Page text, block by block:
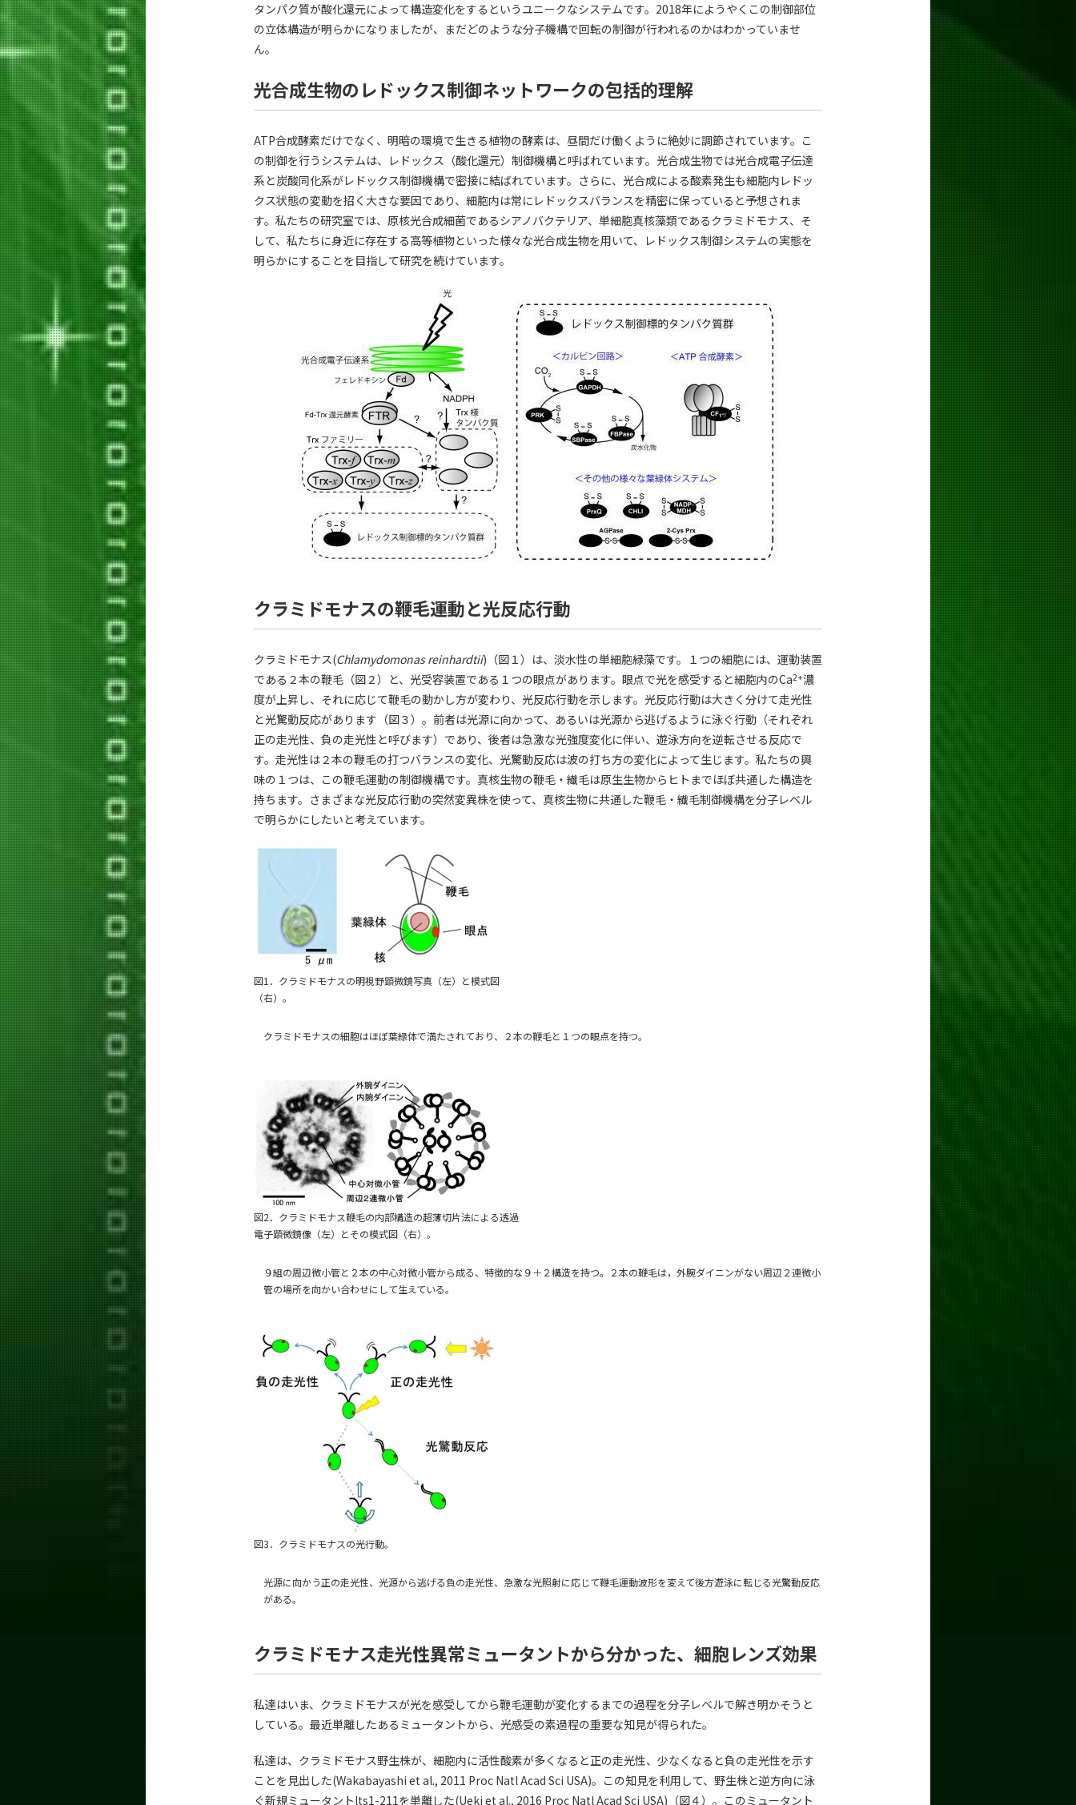
タンパク質が酸化還元によって構造変化をするというユニークなシステムです。2018年にようやくこの制御部位
の立体構造が明らかになりましたが、まだどのような分子機構で回転の制御が行われるのかはわかっていませ
ん。
光合成生物のレドックス制御ネットワークの包括的理解
ATP合成酵素だけでなく、明暗の環境で生きる植物の酵素は、昼間だけ働くように絶妙に調節されています。こ
の制御を行うシステムは、レドックス（酸化還元）制御機構と呼ばれています。光合成生物では光合成電子伝達
系と炭酸同化系がレドックス制御機構で密接に結ばれています。さらに、光合成による酸素発生も細胞内レドッ
クス状態の変動を招く大きな要因であり、細胞内は常にレドックスバランスを精密に保っていると予想されま
す。私たちの研究室では、原核光合成細菌であるシアノバクテリア、単細胞真核藻類であるクラミドモナス、そ
して、私たちに身近に存在する高等植物といった様々な光合成生物を用いて、レドックス制御システムの実態を
明らかにすることを目指して研究を続けています。
クラミドモナスの鞭毛運動と光反応行動
クラミドモナス(Chlamydomonas reinhardtii)（図１）は、淡水性の単細胞緑藻です。１つの細胞には、運動装置
である２本の鞭毛（図２）と、光受容装置である１つの眼点があります。眼点で光を感受すると細胞内のCa2+濃
度が上昇し、それに応じて鞭毛の動かし方が変わり、光反応行動を示します。光反応行動は大きく分けて走光性
と光驚動反応があります（図３）。前者は光源に向かって、あるいは光源から逃げるように泳ぐ行動（それぞれ
正の走光性、負の走光性と呼びます）であり、後者は急激な光強度変化に伴い、遊泳方向を逆転させる反応で
す。走光性は２本の鞭毛の打つバランスの変化、光驚動反応は波の打ち方の変化によって生じます。私たちの興
味の１つは、この鞭毛運動の制御機構です。真核生物の鞭毛・繊毛は原生生物からヒトまでほぼ共通した構造を
持ちます。さまざまな光反応行動の突然変異株を使って、真核生物に共通した鞭毛・繊毛制御機構を分子レベル
で明らかにしたいと考えています。
図1．クラミドモナスの明視野顕微鏡写真（左）と模式図
（右）。
クラミドモナスの細胞はほぼ葉緑体で満たされており、２本の鞭毛と１つの眼点を持つ。
図2．クラミドモナス鞭毛の内部構造の超薄切片法による透過
電子顕微鏡像（左）とその模式図（右）。
９組の周辺微小管と２本の中心対微小管から成る、特徴的な９＋２構造を持つ。２本の鞭毛は，外腕ダイニンがない周辺２連微小
管の場所を向かい合わせにして生えている。
図3．クラミドモナスの光行動。
光源に向かう正の走光性、光源から逃げる負の走光性、急激な光照射に応じて鞭毛運動波形を変えて後方遊泳に転じる光驚動反応
がある。
クラミドモナス走光性異常ミュータントから分かった、細胞レンズ効果
私達はいま、クラミドモナスが光を感受してから鞭毛運動が変化するまでの過程を分子レベルで解き明かそうと
している。最近単離したあるミュータントから、光感受の素過程の重要な知見が得られた。
私達は、クラミドモナス野生株が、細胞内に活性酸素が多くなると正の走光性、少なくなると負の走光性を示す
ことを見出した(Wakabayashi et al., 2011 Proc Natl Acad Sci USA)。この知見を利用して、野生株と逆方向に泳
ぐ新規ミュータントlts1-211を単離した(Ueki et al., 2016 Proc Natl Acad Sci USA)（図４）。このミュータント